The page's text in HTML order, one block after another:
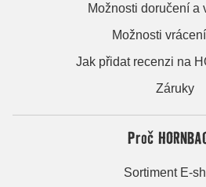
Možnosti doručení a
Možnosti
Jak přidat recenzi na
Záruky
Proč
Sortiment E-